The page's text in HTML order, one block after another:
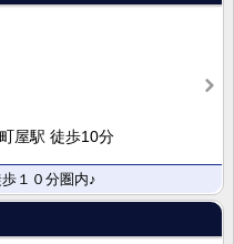
屋駅 徒歩10分
１０分圏内♪